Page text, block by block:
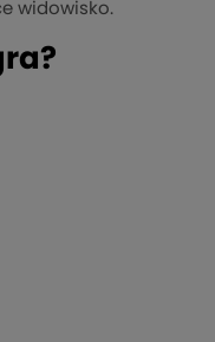
widowisko.